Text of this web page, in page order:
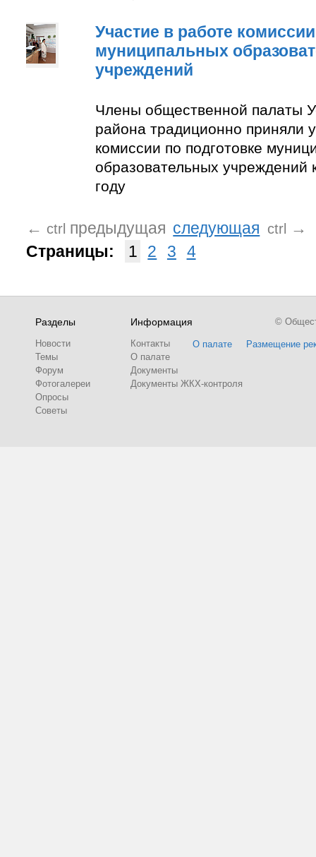
Участие в работе
муниципальных
учреждений
Члены общественной палаты
района традиционно приняли
комиссии по подготовке
образовательных учреждений
году
← ctrl предыдущая следующая ctrl
→
Страницы:
1 2 3 4
Разделы
Новости
Темы
Форум
Фотогалереи
Опросы
Советы
Информация
Контакты
О палате
Документы
Документы ЖКХ-контроля
О палате Размещение
©